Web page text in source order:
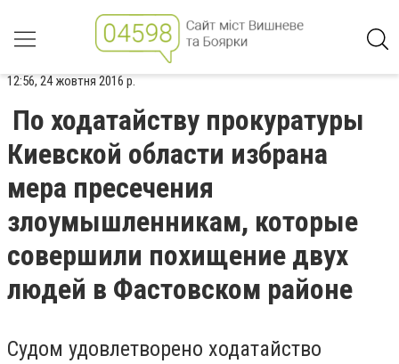
12:56, 24 жовтня 2016 р.
По ходатайству прокуратуры
Киевской области избрана
мера пресечения
злоумышленникам, которые
совершили похищение двух
людей в Фастовском районе
Судом удовлетворено ходатайство